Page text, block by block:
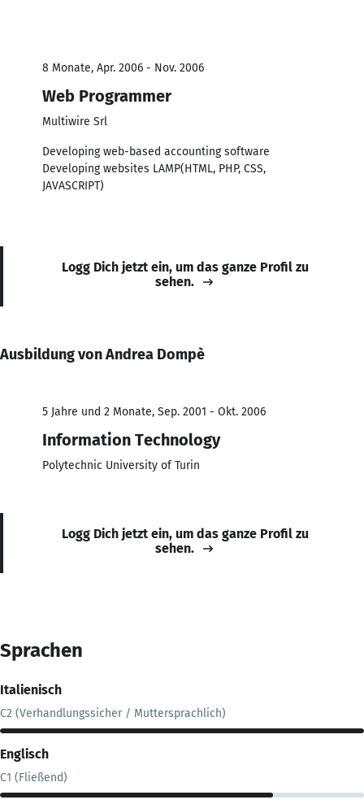
8 Monate, Apr. 2006 - Nov. 2006
Web Programmer
Multiwire Srl
Developing web-based accounting software
Developing websites LAMP(HTML, PHP, CSS,
JAVASCRIPT)
Logg Dich jetzt ein, um das ganze Profil zu
sehen.
Ausbildung von Andrea Dompè
5 Jahre und 2 Monate, Sep. 2001 - Okt. 2006
Information Technology
Polytechnic University of Turin
Logg Dich jetzt ein, um das ganze Profil zu
sehen.
Sprachen
Italienisch
C2 (Verhandlungssicher / Muttersprachlich)
Englisch
C1 (Fließend)